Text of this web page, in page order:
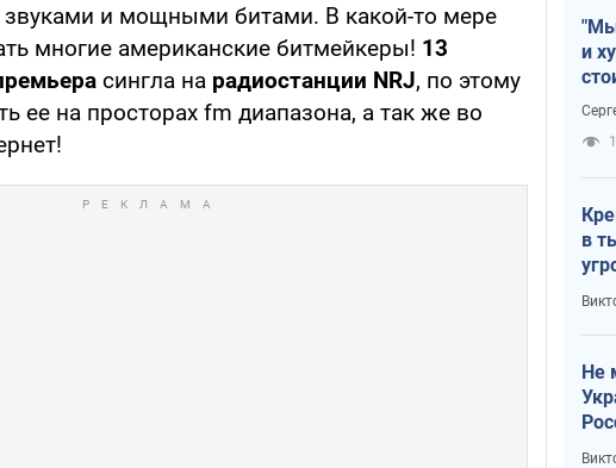
и мощными битами. В какой-то мере
многие американские битмейкеры! 13
сингла на радиостанции NRJ, по этому
ее на просторах fm диапазона, а так же во
и
в
Не